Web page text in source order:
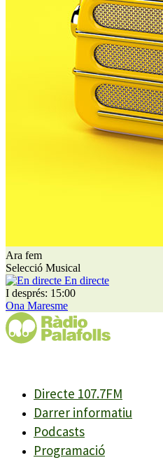
Ara fem
Selecció Musical
En directe
I després: 15:00
Ona Maresme
Directe 107.7FM
Darrer informatiu
Podcasts
Programació